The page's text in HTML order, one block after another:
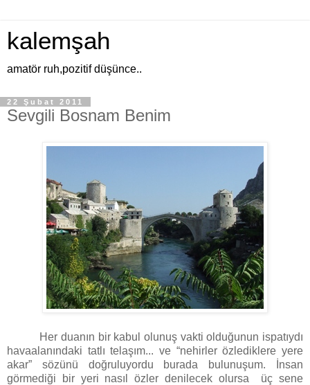
kalemşah
amatör ruh,pozitif düşünce..
22 Şubat 2011
Sevgili Bosnam Benim
Her duanın bir kabul olunuş vakti olduğunun ispatıydı
havaalanındaki tatlı telaşım... ve “nehirler özlediklere yere
akar” sözünü doğruluyordu burada bulunuşum. İnsan
görmediği bir yeri nasıl özler denilecek olursa üç sene